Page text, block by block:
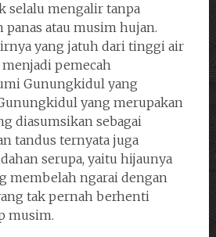
selalu mengalir tanpa
atau musim hujan.
yang jatuh dari tinggi air
pemecah
Gunungkidul yang
yang merupakan
diasumsikan sebagai
tandus ternyata juga
serupa, yaitu hijaunya
membelah ngarai dengan
tak pernah berhenti
musim.